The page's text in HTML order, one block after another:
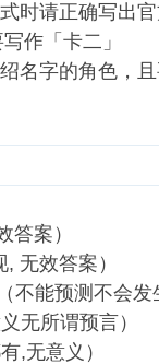
时请正确写出
作「卡二」
名字的角色，
答案）
无效答案）
不能预测不会发
无所谓预言）
,无意义）